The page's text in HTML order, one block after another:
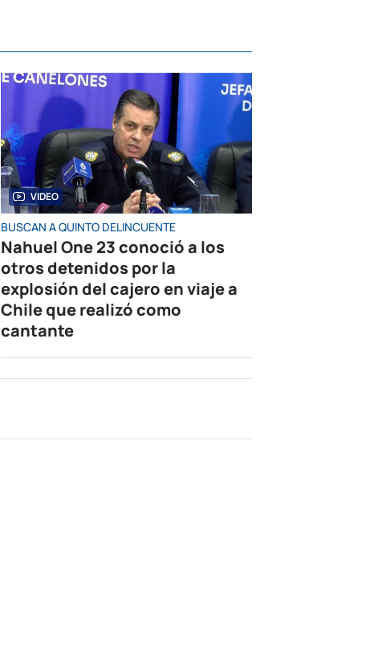
VIDEO
BUSCAN A QUINTO DELINCUENTE
Nahuel One 23 conoció a los
otros detenidos por la
explosión del cajero en viaje a
Chile que realizó como
cantante